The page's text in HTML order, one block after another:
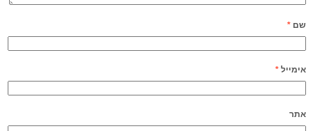
שם *
אימייל *
אתר